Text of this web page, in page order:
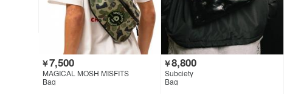
￥7,500
MAGICAL MOSH MISFITS
Bag
￥8,800
Subciety
Bag